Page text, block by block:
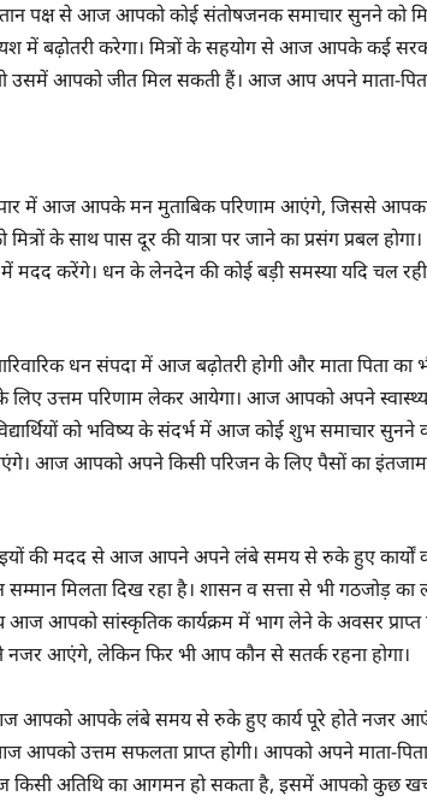
पक्ष से आज आपको कोई संतोषजनक समाचार सुनने को
में बढ़ोतरी करेगा। मित्रों के सहयोग से आज आपके कई
उसमें आपको जीत मिल सकती हैं। आज आप अपने माता-पिता
में आज आपके मन मुताबिक परिणाम आएंगे, जिससे आपका
के साथ पास दूर की यात्रा पर जाने का प्रसंग प्रबल
करेंगे। धन के लेनदेन की कोई बड़ी समस्या यदि चल रही
धन संपदा में आज बढ़ोतरी होगी और माता पिता का
लिए उत्तम परिणाम लेकर आयेगा। आज आपको अपने स्वास्थ्य
को भविष्य के संदर्भ में आज कोई शुभ समाचार
आज आपको अपने किसी परिजन के लिए पैसों का इंतजाम
की मदद से आज आपने अपने लंबे समय से रुके हुए
मिलता दिख रहा है। शासन व सत्ता से भी गठजोड़ का
सांस्कृतिक कार्यक्रम में भाग लेने के अवसर प्राप्त
आएंगे, लेकिन फिर भी आप कौन से सतर्क रहना होगा।
आपको आपके लंबे समय से रुके हुए कार्य पूरे होते नजर
आपको उत्तम सफलता प्राप्त होगी। आपको अपने माता-
किसी अतिथि का आगमन हो सकता है, इसमें आपको कुछ खर्चा